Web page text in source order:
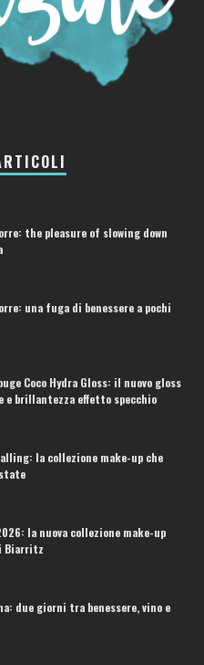
the pleasure of slowing down
una fuga di benessere a pochi
Coco Hydra Gloss: il nuovo gloss
e brillantezza effetto specchio
la collezione make-up che
2026: la nuova collezione make-up
Biarritz
due giorni tra benessere, vino e